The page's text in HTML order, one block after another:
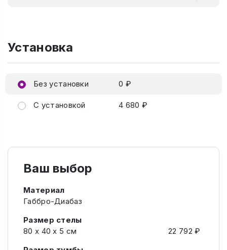
Установка
Без установки 0 ₽
С установкой 4 680 ₽
Ваш выбор
Материал
Габбро-Диабаз
Размер стелы
80 х 40 х 5 см
22 792 ₽